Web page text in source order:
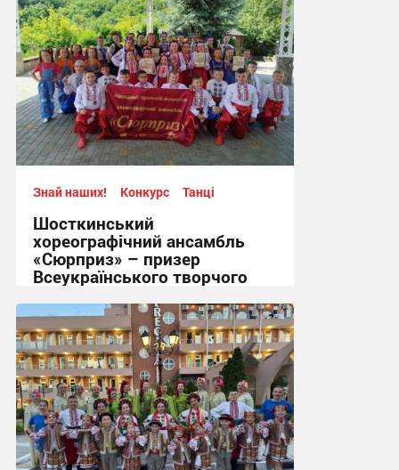
Знай наших! Конкурс Танці
Шосткинський
хореографічний ансамбль
«Сюрприз» – призер
Всеукраїнського творчого
11:11, 29.06.2026